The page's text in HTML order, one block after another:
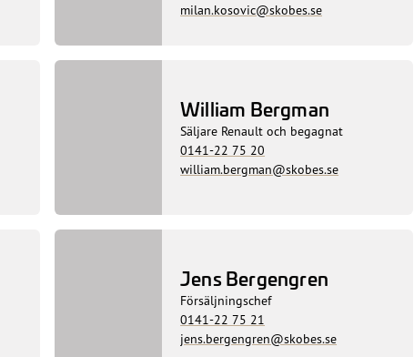
milan.kosovic@skobes.se
William Bergman
Säljare Renault och begagnat
0141-22 75 20
william.bergman@skobes.se
Jens Bergengren
Försäljningschef
0141-22 75 21
jens.bergengren@skobes.se